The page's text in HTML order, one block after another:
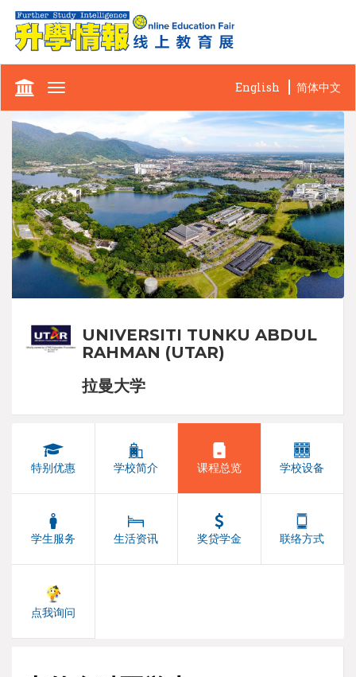
Toggle
English 简体中文
UNIVERSITI TUNKU ABDUL
RAHMAN (UTAR)
拉曼大学
特别优惠 学校简介 课程总览 学校设备
学生服务 生活资讯 奖贷学金 联络方式
点我询问